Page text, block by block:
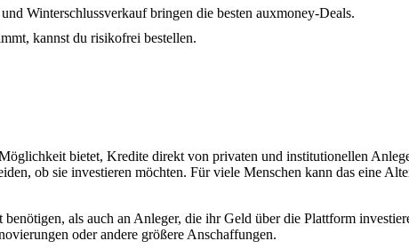
Winterschlussverkauf bringen die besten auxmoney-Deals.
kannst du risikofrei bestellen.
bietet, Kredite direkt von privaten und institutionellen
ob sie investieren möchten. Für viele Menschen kann das eine
als auch an Anleger, die ihr Geld über die Plattform
oder andere größere Anschaffungen.